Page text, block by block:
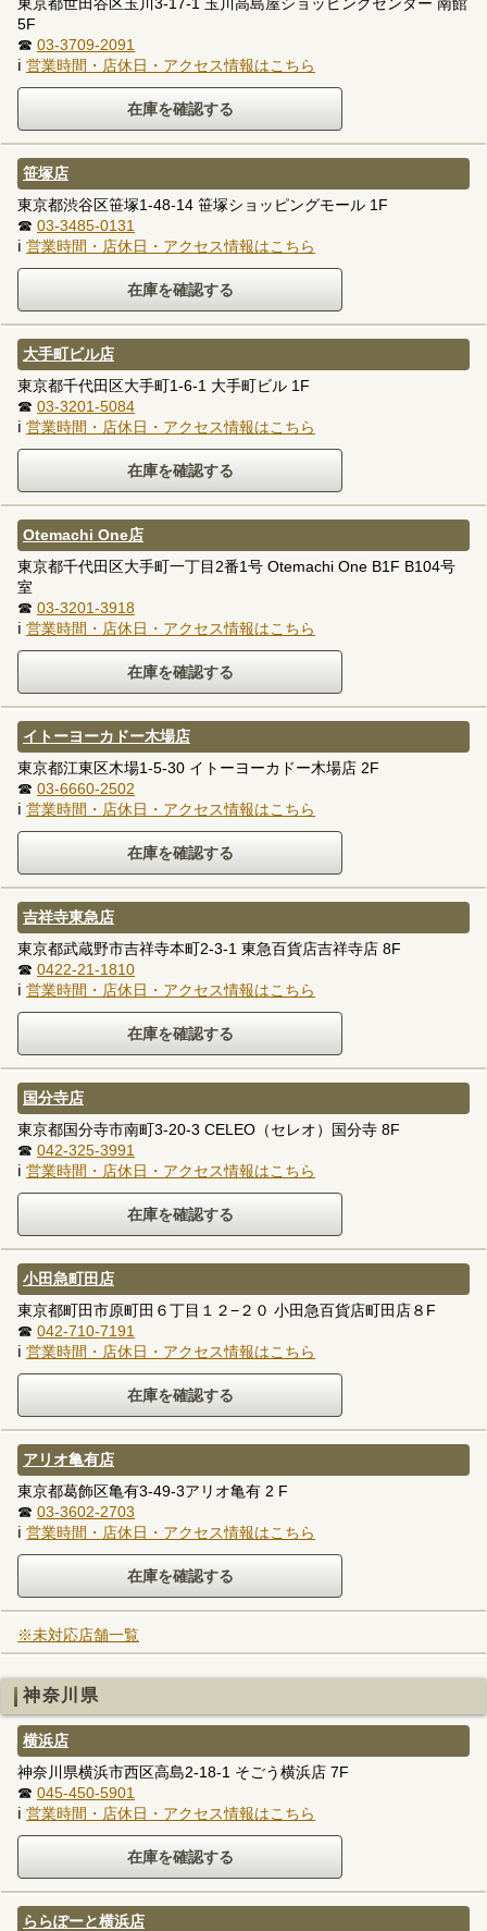
5F
☎ 03-3709-2091
ℹ 営業時間・店休日・アクセス情報はこちら
笹塚店
東京都渋谷区笹塚1-48-14 笹塚ショッピングモール 1F
☎ 03-3485-0131
ℹ 営業時間・店休日・アクセス情報はこちら
大手町ビル店
東京都千代田区大手町1-6-1 大手町ビル 1F
☎ 03-3201-5084
ℹ 営業時間・店休日・アクセス情報はこちら
Otemachi One店
東京都千代田区大手町一丁目2番1号 Otemachi One B1F B104号
室
☎ 03-3201-3918
ℹ 営業時間・店休日・アクセス情報はこちら
イトーヨーカドー木場店
東京都江東区木場1-5-30 イトーヨーカドー木場店 2F
☎ 03-6660-2502
ℹ 営業時間・店休日・アクセス情報はこちら
吉祥寺東急店
東京都武蔵野市吉祥寺本町2-3-1 東急百貨店吉祥寺店 8F
☎ 0422-21-1810
ℹ 営業時間・店休日・アクセス情報はこちら
国分寺店
東京都国分寺市南町3-20-3 CELEO（セレオ）国分寺 8F
☎ 042-325-3991
ℹ 営業時間・店休日・アクセス情報はこちら
小田急町田店
東京都町田市原町田６丁目１２−２０ 小田急百貨店町田店８F
☎ 042-710-7191
ℹ 営業時間・店休日・アクセス情報はこちら
アリオ亀有店
東京都葛飾区亀有3-49-3アリオ亀有 2 F
☎ 03-3602-2703
ℹ 営業時間・店休日・アクセス情報はこちら
※未対応店舗一覧
神奈川県
横浜店
神奈川県横浜市西区高島2-18-1 そごう横浜店 7F
☎ 045-450-5901
ℹ 営業時間・店休日・アクセス情報はこちら
ららぽーと横浜店